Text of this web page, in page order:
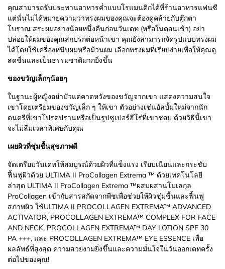
คุณสามารถรับประทานอาหารค่ำแบบโรแมนติกได้ที่ร้านอาหารแฟนซี
แต่นั่นไม่ได้หมายความว่าทรงผมของคุณจะต้องดูคล้ายกับตุ๊กตา
โบราณ สระผมอย่างน้อยหนึ่งคืนก่อนวันเดท (หรือในตอนเช้า) อย่า
ปล่อยให้ผมของคุณสกปรกต่อหน้าเขา คุณยังสามารถจัดรูปแบบทรงผม
ได้โดยใช้เครื่องหนีบผมหรือม้วนผม เลือกทรงผมที่เรียบง่ายเพื่อให้คุณดู
สดชื่นและเป็นธรรมชาติมากยิ่งขึ้น
ของขวัญเล็กๆน้อยๆ
ในฐานะผู้หญิงอย่ามัวแต่คาดหวังของขวัญจากเขา แสดงความสนใจ
เขาโดยเตรียมของขวัญเล็ก ๆ ให้เขา ตัวอย่างเช่นอัลบั้มใหม่จากนัก
ดนตรีที่เขาโปรดปรานหรือเป็นรูปซูเปอร์ฮีโร่ที่เขาชอบ ด้วยวิธีนี้เขา
จะไม่ลืมเวลาพิเศษกับคุณ
เผยผิวที่ชุ่มชื้นสุขภาพดี
จัดเตรียมวันเดทให้สมบูรณ์ด้วยผิวที่แข็งแรง เรียบเนียนและกระชับ
ฟื้นฟูผิวด้วย ULTIMA II ProCollagen Extrema ™ ด้วยเทคโนโลยี
ล่าสุด ULTIMA II ProCollagen Extrema ™ผสมผสานโมเลกุล
ProCollagen เข้ากับสารสกัดจากพืชเพื่อช่วยให้ผิวชุ่มชื้นและฟื้นฟู
สภาพผิว ใช้ULTIMA II PROCOLLAGEN EXTREMA™ ADVANCED
ACTIVATOR, PROCOLLAGEN EXTREMA™ COMPLEX FOR FACE
AND NECK, PROCOLLAGEN EXTREMA™ DAY LOTION SPF 30
PA +++, และ PROCOLLAGEN EXTREMA™ EYE ESSENCE เพื่อ
ผลลัพธ์ที่สูงสุด ความสวยงามยิ่งขึ้นและความมั่นใจในวันออกเดทครั้ง
ต่อไปของคุณ!